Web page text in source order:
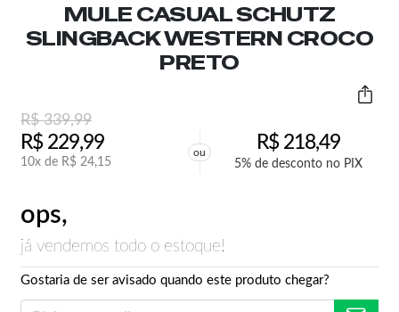
MULE CASUAL SCHUTZ
SLINGBACK WESTERN CROCO
PRETO
R$339,99
R$229,99
10x de R$ 24,15
ou R$218,49
5% de desconto no PIX
ops,
já vendemos todo o estoque!
Gostaria de ser avisado quando este produto chegar?